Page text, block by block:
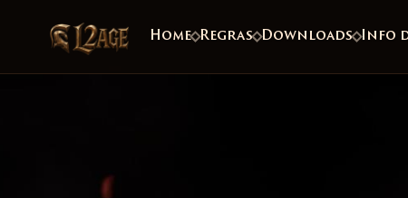
Home Regras Downloads Info